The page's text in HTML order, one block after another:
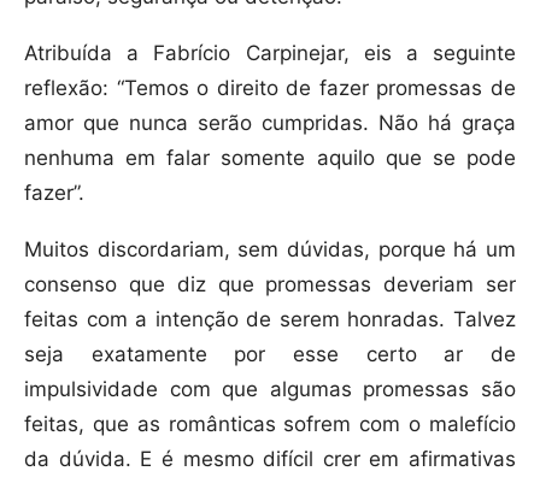
Atribuída a Fabrício Carpinejar, eis a seguinte
reflexão: “Temos o direito de fazer promessas de
amor que nunca serão cumpridas. Não há graça
nenhuma em falar somente aquilo que se pode
fazer”.
Muitos discordariam, sem dúvidas, porque há um
consenso que diz que promessas deveriam ser
feitas com a intenção de serem honradas. Talvez
seja exatamente por esse certo ar de
impulsividade com que algumas promessas são
feitas, que as românticas sofrem com o malefício
da dúvida. E é mesmo difícil crer em afirmativas